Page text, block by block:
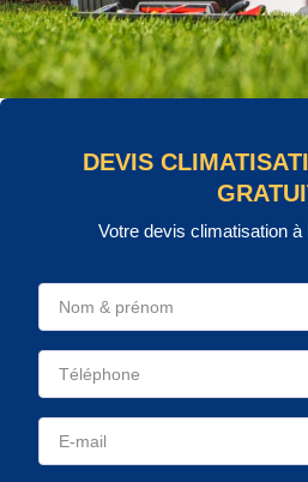
DEVIS
Votre devis climatisation à